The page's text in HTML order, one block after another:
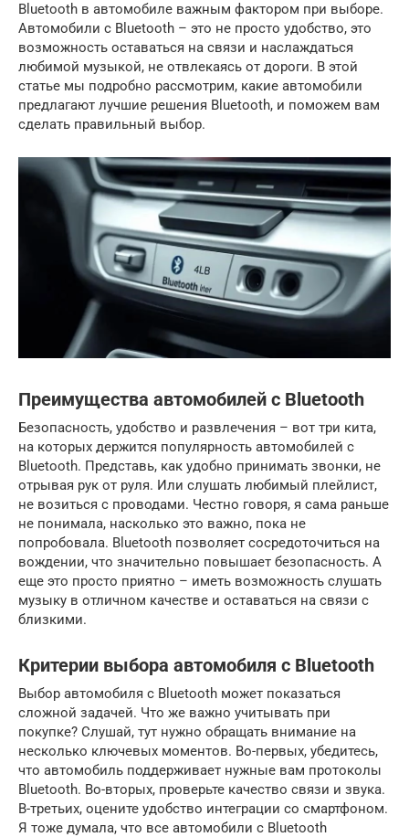
Bluetooth в автомобиле важным фактором при выборе.
Автомобили с Bluetooth – это не просто удобство, это
возможность оставаться на связи и наслаждаться
любимой музыкой, не отвлекаясь от дороги. В этой
статье мы подробно рассмотрим, какие автомобили
предлагают лучшие решения Bluetooth, и поможем вам
сделать правильный выбор.
Преимущества автомобилей с Bluetooth
Безопасность, удобство и развлечения – вот три кита,
на которых держится популярность автомобилей с
Bluetooth. Представь, как удобно принимать звонки, не
отрывая рук от руля. Или слушать любимый плейлист,
не возиться с проводами. Честно говоря, я сама раньше
не понимала, насколько это важно, пока не
попробовала. Bluetooth позволяет сосредоточиться на
вождении, что значительно повышает безопасность. А
еще это просто приятно – иметь возможность слушать
музыку в отличном качестве и оставаться на связи с
близкими.
Критерии выбора автомобиля с Bluetooth
Выбор автомобиля с Bluetooth может показаться
сложной задачей. Что же важно учитывать при
покупке? Слушай, тут нужно обращать внимание на
несколько ключевых моментов. Во-первых, убедитесь,
что автомобиль поддерживает нужные вам протоколы
Bluetooth. Во-вторых, проверьте качество связи и звука.
В-третьих, оцените удобство интеграции со смартфоном.
Я тоже думала, что все автомобили с Bluetooth